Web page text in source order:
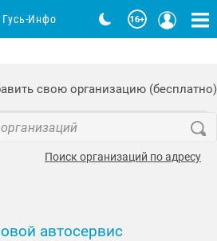
свою организацию (бесплатно)
Поиск организаций по адресу
автосервис
Гусь-Инфо